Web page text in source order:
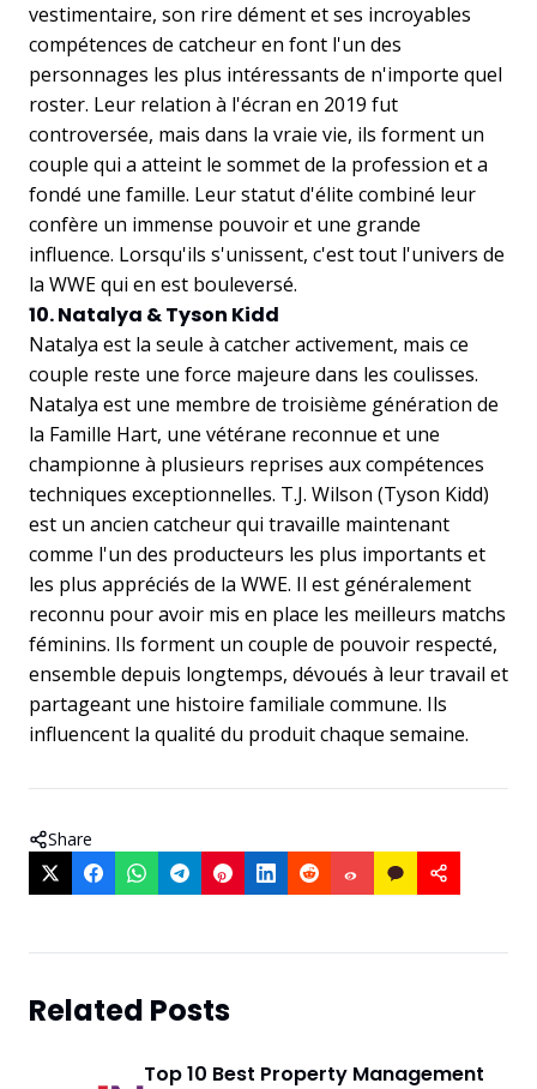
vestimentaire, son rire dément et ses incroyables
compétences de catcheur en font l'un des
personnages les plus intéressants de n'importe quel
roster. Leur relation à l'écran en 2019 fut
controversée, mais dans la vraie vie, ils forment un
couple qui a atteint le sommet de la profession et a
fondé une famille. Leur statut d'élite combiné leur
confère un immense pouvoir et une grande
influence. Lorsqu'ils s'unissent, c'est tout l'univers de
la WWE qui en est bouleversé.
10. Natalya & Tyson Kidd
Natalya est la seule à catcher activement, mais ce
couple reste une force majeure dans les coulisses.
Natalya est une membre de troisième génération de
la Famille Hart, une vétérane reconnue et une
championne à plusieurs reprises aux compétences
techniques exceptionnelles. T.J. Wilson (Tyson Kidd)
est un ancien catcheur qui travaille maintenant
comme l'un des producteurs les plus importants et
les plus appréciés de la WWE. Il est généralement
reconnu pour avoir mis en place les meilleurs matchs
féminins. Ils forment un couple de pouvoir respecté,
ensemble depuis longtemps, dévoués à leur travail et
partageant une histoire familiale commune. Ils
influencent la qualité du produit chaque semaine.
Share
Related Posts
Top 10 Best Property Management